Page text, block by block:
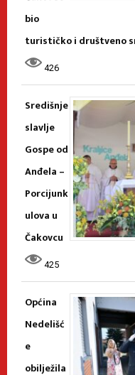
bio
turističko i društveno
426
Središnje
slavlje
Gospe od
Anđela –
Porcijunk
ulova u
Čakovcu
425
Općina
Nedelišć
e
obilježila